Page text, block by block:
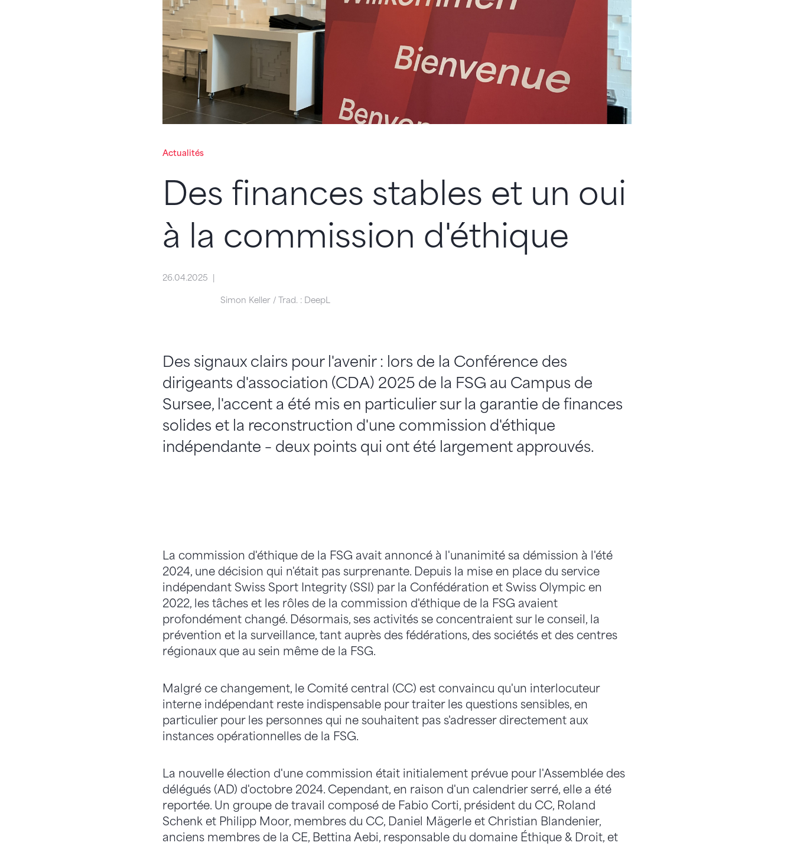
Actualités
Des finances stables et un oui
à la commission d'éthique
26.04.2025
Simon Keller / Trad. : DeepL
Des signaux clairs pour l'avenir : lors de la Conférence des
dirigeants d'association (CDA) 2025 de la FSG au Campus de
Sursee, l'accent a été mis en particulier sur la garantie de finances
solides et la reconstruction d'une commission d'éthique
indépendante – deux points qui ont été largement approuvés.
La commission d'éthique de la FSG avait annoncé à l'unanimité sa démission à l'été
2024, une décision qui n'était pas surprenante. Depuis la mise en place du service
indépendant Swiss Sport Integrity (SSI) par la Confédération et Swiss Olympic en
2022, les tâches et les rôles de la commission d'éthique de la FSG avaient
profondément changé. Désormais, ses activités se concentraient sur le conseil, la
prévention et la surveillance, tant auprès des fédérations, des sociétés et des centres
régionaux que au sein même de la FSG.
Malgré ce changement, le Comité central (CC) est convaincu qu'un interlocuteur
interne indépendant reste indispensable pour traiter les questions sensibles, en
particulier pour les personnes qui ne souhaitent pas s'adresser directement aux
instances opérationnelles de la FSG.
La nouvelle élection d'une commission était initialement prévue pour l'Assemblée des
délégués (AD) d'octobre 2024. Cependant, en raison d'un calendrier serré, elle a été
reportée. Un groupe de travail composé de Fabio Corti, président du CC, Roland
Schenk et Philipp Moor, membres du CC, Daniel Mägerle et Christian Blandenier,
anciens membres de la CE, Bettina Aebi, responsable du domaine Éthique & Droit, et